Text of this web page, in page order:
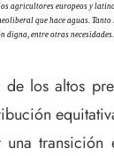
agricultores europeos y
que hace aguas.
digna, entre otras
de los altos
una